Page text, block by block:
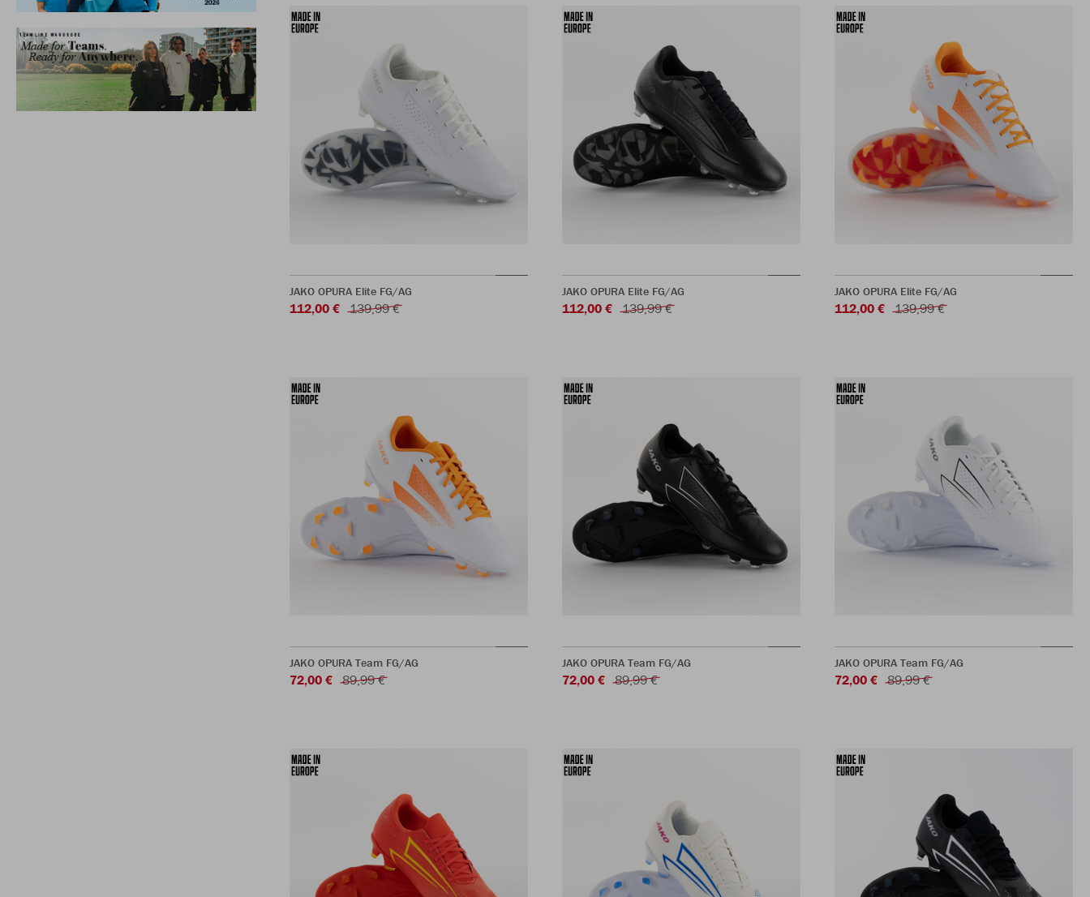
JAKO OPURA Elite FG/AG
112,00 € 139,99 €
JAKO OPURA Elite FG/AG
112,00 € 139,99 €
JAKO OPURA Elite FG/AG
112,00 € 139,99 €
JAKO OPURA Team FG/AG
72,00 € 89,99 €
JAKO OPURA Team FG/AG
72,00 € 89,99 €
JAKO OPURA Team FG/AG
72,00 € 89,99 €